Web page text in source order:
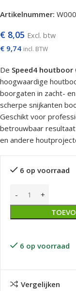
Artikelnummer:
€ 8,05 Excl. btw
€ 9,74 incl. BTW
De Speed4 houtboor
hoogwaardige
boorgaten in zacht-
scherpe snijkanten
Geschikt voor
betrouwbaar
en andere
6 op voorraad
6 op voorraad
Vergelijken